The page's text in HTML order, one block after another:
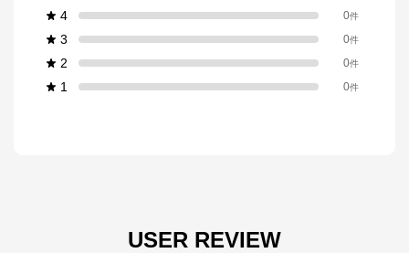
4 0件
3 0件
2 0件
1 0件
USER REVIEW